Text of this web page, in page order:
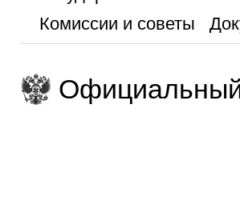
Комиссии и советы
Официальный